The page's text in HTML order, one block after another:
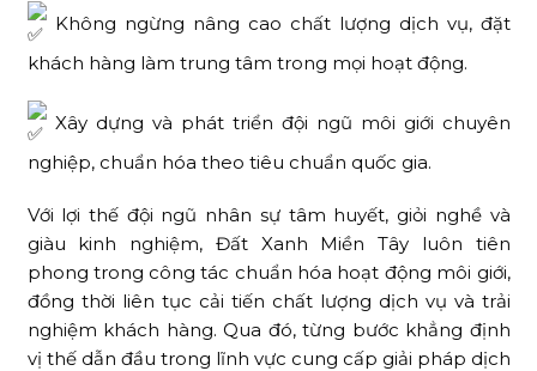
Không ngừng nâng cao chất lượng dịch vụ, đặt
khách hàng làm trung tâm trong mọi hoạt động.
Xây dựng và phát triển đội ngũ môi giới chuyên
nghiệp, chuẩn hóa theo tiêu chuẩn quốc gia.
Với lợi thế đội ngũ nhân sự tâm huyết, giỏi nghề và
giàu kinh nghiệm, Đất Xanh Miền Tây luôn tiên
phong trong công tác chuẩn hóa hoạt động môi giới,
đồng thời liên tục cải tiến chất lượng dịch vụ và trải
nghiệm khách hàng. Qua đó, từng bước khẳng định
vị thế dẫn đầu trong lĩnh vực cung cấp giải pháp dịch